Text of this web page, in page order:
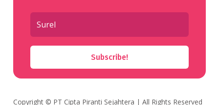
Subscribe!
Copyright © PT Cipta Piranti Sejahtera | All Rights Reserved